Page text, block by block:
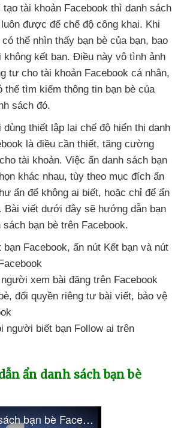
tài khoản Facebook thì danh sách
được để chế độ công khai. Khi
có thể nhìn thấy bạn bè của bạn, bao
kết bạn. Điều này vô tình ảnh
tư cho tài khoản Facebook cá nhân,
thể tìm kiếm thông tin bạn bè của
sách đó.
thiết lập lại chế độ hiển thị danh
là điều cần thiết, tăng cường
tài khoản. Việc ẩn danh sách bạn
khác nhau, tùy theo mục đích ẩn
ẩn để không ai biết, hoặc chỉ để ẩn
. Bài viết dưới đây sẽ hướng dẫn bạn
bạn bè trên Facebook.
bạn Facebook, ẩn nút Kết bạn và nút
xem bài đăng trên Facebook
, đổi quyền riêng tư bài viết, bảo vệ
người biết bạn Follow ai trên
ẩn danh sách bạn bè